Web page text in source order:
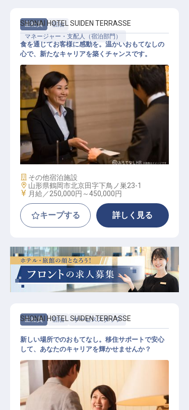
正社員
宿泊
マネージャー・支配人（宿泊部門）
マネジメント スタッフ
SHONAI HOTEL SUIDEN TERRASSE
食を通じてお客様に感動を。温かいおもてなしの
心で、新たなキャリアを築くチャンスです。
施設業態
その他宿泊施設
勤務地
山形県鶴岡市北京田字下鳥ノ巣23-1
給与
月給／250,000円～450,000円
キープする 詳しく見る
正社員 宿泊 サービススタッフ
SHONAI HOTEL SUIDEN TERRASSE
新しい場所でのおもてなし。移住サポートで安心
して、あなたのキャリアを輝かせませんか？